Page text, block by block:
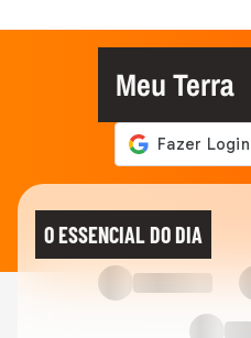
Meu Terra
O ESSENCIAL DO DIA